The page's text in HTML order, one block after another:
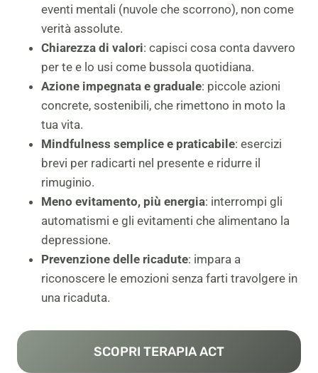
eventi mentali (nuvole che scorrono), non come
verità assolute.
Chiarezza di valori: capisci cosa conta davvero
per te e lo usi come bussola quotidiana.
Azione impegnata e graduale: piccole azioni
concrete, sostenibili, che rimettono in moto la
tua vita.
Mindfulness semplice e praticabile: esercizi
brevi per radicarti nel presente e ridurre il
rimuginio.
Meno evitamento, più energia: interrompi gli
automatismi e gli evitamenti che alimentano la
depressione.
Prevenzione delle ricadute: impara a
riconoscere le emozioni senza farti travolgere in
una ricaduta.
SCOPRI TERAPIA ACT